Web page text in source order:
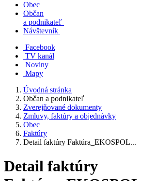
Obec
Občan
a podnikateľ
Návštevník
Facebook
TV kanál
Noviny
Mapy
Úvodná stránka
Občan a podnikateľ
Zverejňované dokumenty
Zmluvy, faktúry a objednávky
Obec
Faktúry
Detail faktúry Faktúra_EKOSPOL...
Detail faktúry